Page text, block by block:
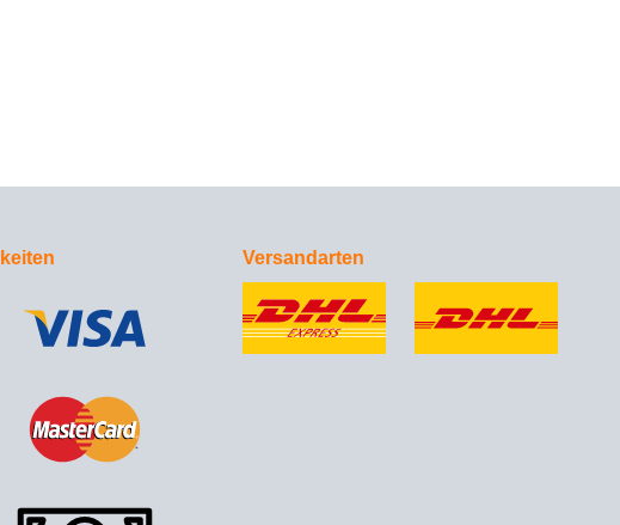
Versandarten